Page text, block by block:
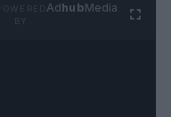
AdhubMedia